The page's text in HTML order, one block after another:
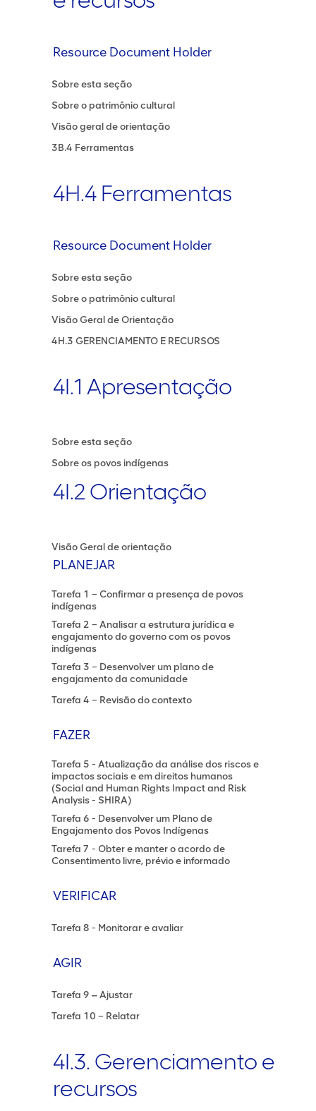
Resource Document Holder
Sobre esta seção
Sobre o patrimônio cultural
Visão geral de orientação
3B.4 Ferramentas
4H.4 Ferramentas
Resource Document Holder
Sobre esta seção
Sobre o patrimônio cultural
Visão Geral de Orientação
4H.3 GERENCIAMENTO E RECURSOS
4I.1 Apresentação
Sobre esta seção
Sobre os povos indígenas
4I.2 Orientação
Visão Geral de orientação
PLANEJAR
Tarefa 1 – Confirmar a presença de povos
indígenas
Tarefa 2 – Analisar a estrutura jurídica e
engajamento do governo com os povos
indígenas
Tarefa 3 – Desenvolver um plano de
engajamento da comunidade
Tarefa 4 – Revisão do contexto
FAZER
Tarefa 5 - Atualização da análise dos riscos e
impactos sociais e em direitos humanos
(Social and Human Rights Impact and Risk
Analysis - SHIRA)
Tarefa 6 - Desenvolver um Plano de
Engajamento dos Povos Indígenas
Tarefa 7 - Obter e manter o acordo de
Consentimento livre, prévio e informado
VERIFICAR
Tarefa 8 - Monitorar e avaliar
AGIR
Tarefa 9 ‒ Ajustar
Tarefa 10 – Relatar
4I.3. Gerenciamento e
recursos